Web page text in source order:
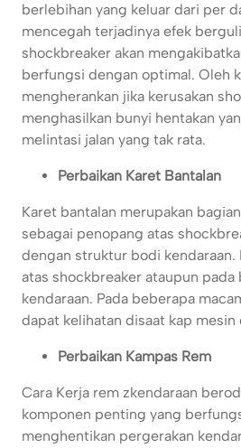
berlebihan yang keluar dari per
mencegah terjadinya efek
shockbreaker akan
berfungsi dengan optimal. Oleh
mengherankan jika kerusakan
menghasilkan bunyi hentakan
melintasi jalan yang tak rata.
Perbaikan Karet Bantalan
Karet bantalan merupakan
sebagai penopang atas
dengan struktur bodi kendaraan.
atas shockbreaker ataupun pada
kendaraan. Pada beberapa
dapat kelihatan disaat kap mesin
Perbaikan Kampas Rem
Cara Kerja rem zkendaraan
komponen penting yang
menghentikan pergerakan